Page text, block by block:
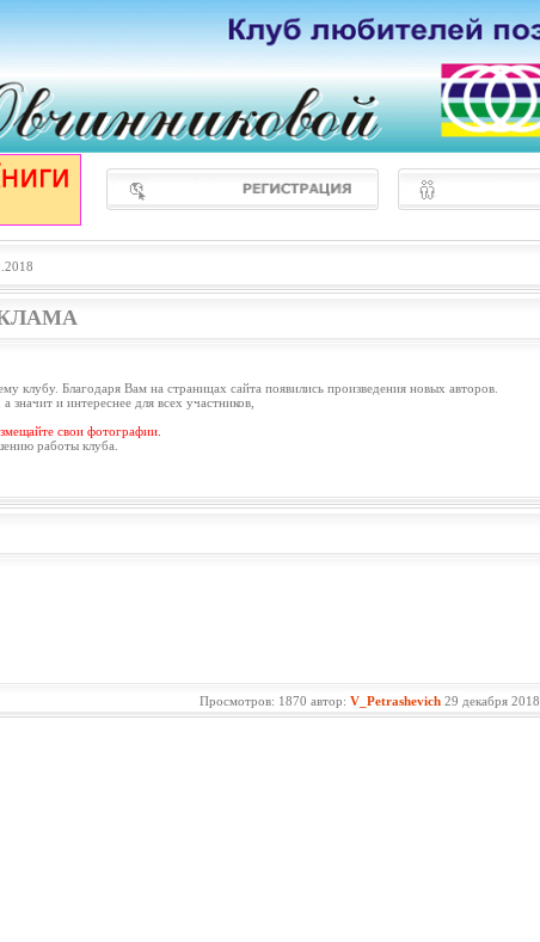
клубу. Благодаря Вам на страницах сайта появились произведения новых авторов.
и интереснее для всех участников,
свои фотографии.
работы клуба.
Просмотров: 1870 автор: V_Petrashevich29 декабря 2018